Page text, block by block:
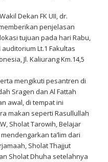
Dekan FK UII, dr.
penjelasan
tujuan pada hari Rabu,
auditorium Lt.1 Fakultas
Jl. Kaliurang Km.14,5
mengikuti pesantren di
Sragen dan Al Fattah
awal, di tempat ini
makan seperti Rasullullah
Sholat Tarowih, Belajar
ta’lim dari
Sholat Thajjut
Sholat Dhuha setelahnya